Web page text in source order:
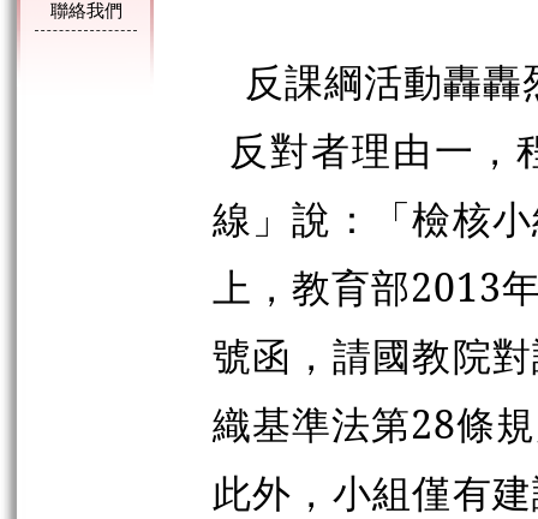
聯絡我們
反課綱活動轟轟
反對者理由一，
線」說：「檢核
上，教育部2013
號函，請國教院
織基準法第28條
此外，小組僅有